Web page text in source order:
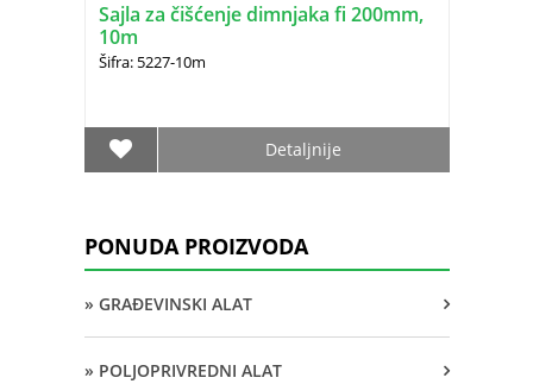
Sajla za čišćenje dimnjaka fi 200mm,
10m
Šifra: 5227-10m
Detaljnije
PONUDA PROIZVODA
» GRAĐEVINSKI ALAT
» POLJOPRIVREDNI ALAT